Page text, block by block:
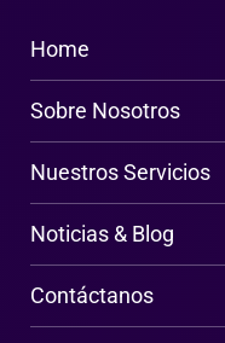
Home
Sobre Nosotros
Nuestros Servicios
Noticias & Blog
Contáctanos